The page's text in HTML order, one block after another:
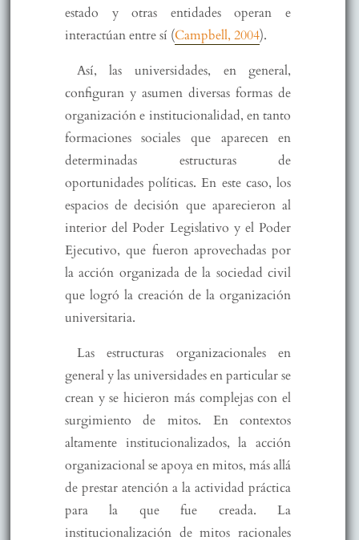
estado y otras entidades operan e
interactúan entre sí (Campbell, 2004).
Así, las universidades, en general,
configuran y asumen diversas formas de
organización e institucionalidad, en tanto
formaciones sociales que aparecen en
determinadas estructuras de
oportunidades políticas. En este caso, los
espacios de decisión que aparecieron al
interior del Poder Legislativo y el Poder
Ejecutivo, que fueron aprovechadas por
la acción organizada de la sociedad civil
que logró la creación de la organización
universitaria.
Las estructuras organizacionales en
general y las universidades en particular se
crean y se hicieron más complejas con el
surgimiento de mitos. En contextos
altamente institucionalizados, la acción
organizacional se apoya en mitos, más allá
de prestar atención a la actividad práctica
para la que fue creada. La
institucionalización de mitos racionales